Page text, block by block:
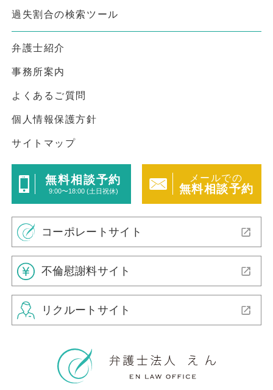
過失割合の検索ツール
弁護士紹介
事務所案内
よくあるご質問
個人情報保護方針
サイトマップ
無料相談予約
9:00〜18:00 (土日祝休)
メールでの
無料相談予約
コーポレートサイト
不倫慰謝料サイト
リクルートサイト